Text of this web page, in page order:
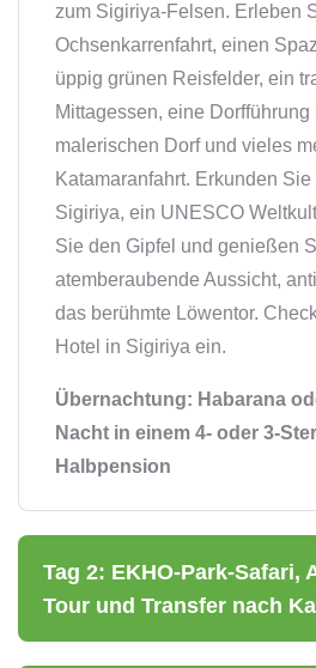
zum Sigiriya-Felsen. Erleben
Ochsenkarrenfahrt, einen
üppig grünen Reisfelder, ein
Mittagessen, eine
malerischen Dorf und vieles
Katamaranfahrt. Erkunden
Sigiriya, ein UNESCO
Sie den Gipfel und genießen
atemberaubende Aussicht,
das berühmte Löwentor.
Hotel in Sigiriya ein.
Übernachtung: Habarana
Nacht in einem 4- oder 3-
Halbpension
Tag 2: EKHO-Park-Safari,
Tour und Transfer nach